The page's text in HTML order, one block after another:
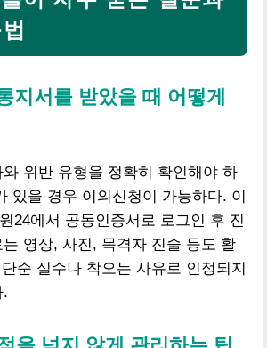
지서를 받았을 때 어떻게
위반 유형을 정확히 확인해야 하
있을 경우 이의신청이 가능하다. 이
24에서 공동인증서로 로그인 후 진
영상, 사진, 목격자 진술 등도 활
순 실수나 착오는 사유로 인정되지
.